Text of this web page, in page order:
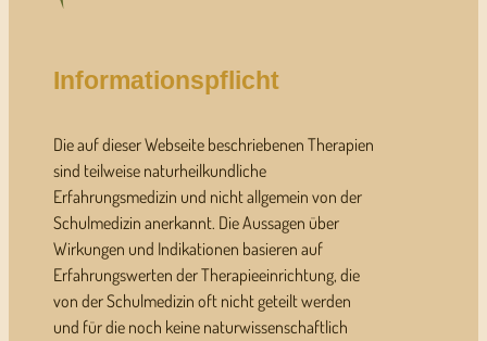
Informationspflicht
Die auf dieser Webseite beschriebenen Therapien
sind teilweise naturheilkundliche
Erfahrungsmedizin und nicht allgemein von der
Schulmedizin anerkannt. Die Aussagen über
Wirkungen und Indikationen basieren auf
Erfahrungswerten der Therapieeinrichtung, die
von der Schulmedizin oft nicht geteilt werden
und für die noch keine naturwissenschaftlich